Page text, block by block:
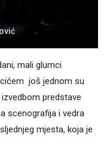
mali glumci
još jednom su
predstave
scenografija i vedra
mjesta, koja je